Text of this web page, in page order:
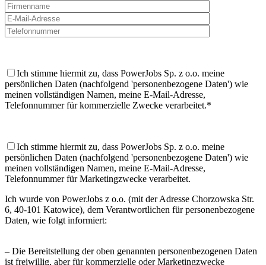
Ich stimme hiermit zu, dass PowerJobs Sp. z o.o. meine
persönlichen Daten (nachfolgend 'personenbezogene Daten') wie
meinen vollständigen Namen, meine E-Mail-Adresse,
Telefonnummer für kommerzielle Zwecke verarbeitet.*
Ich stimme hiermit zu, dass PowerJobs Sp. z o.o. meine
persönlichen Daten (nachfolgend 'personenbezogene Daten') wie
meinen vollständigen Namen, meine E-Mail-Adresse,
Telefonnummer für Marketingzwecke verarbeitet.
Ich wurde von PowerJobs z o.o. (mit der Adresse Chorzowska Str.
6, 40-101 Katowice), dem Verantwortlichen für personenbezogene
Daten, wie folgt informiert:
– Die Bereitstellung der oben genannten personenbezogenen Daten
ist freiwillig, aber für kommerzielle oder Marketingzwecke